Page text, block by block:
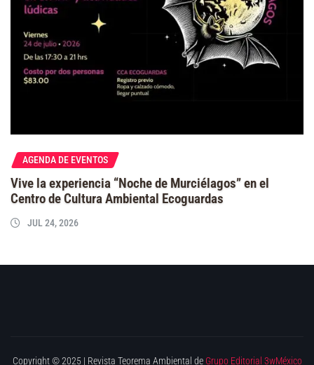
AGENDA DE EVENTOS
Vive la experiencia “Noche de Murciélagos” en el
Centro de Cultura Ambiental Ecoguardas
JUL 24, 2026
Copyright © 2025 | Revista Teorema Ambiental de Grupo Editorial 3wMéxico